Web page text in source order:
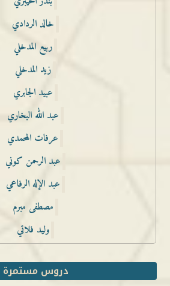
خالد الردادي
ربيع المدخلي
زيد المدخلي
عبيد الجابري
عبد الله البخاري
عرفات المحمدي
عبد الرحمن كوني
عبد الإله الرفاعي
مصطفى مبرم
وليد فلاتي
دروس مستمرة